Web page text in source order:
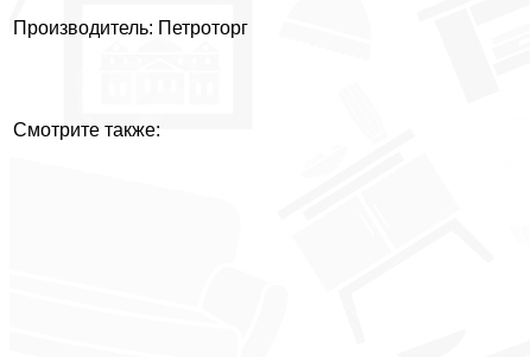
Производитель: Петроторг
Смотрите также: